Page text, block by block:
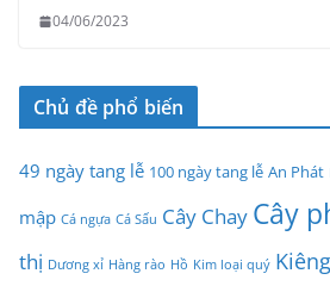
04/06/2023
Chủ đề phổ biến
49 ngày tang lễ 100 ngày tang lễ An Phát
mập Cá ngựa Cá Sấu Cây Chay Cây
thị Dương xỉ Hàng rào Hồ Kim loại quý